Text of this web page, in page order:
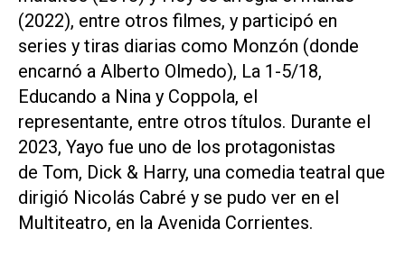
(2022), entre otros filmes, y participó en
series y tiras diarias como Monzón (donde
encarnó a Alberto Olmedo), La 1-5/18,
Educando a Nina y Coppola, el
representante, entre otros títulos. Durante el
2023, Yayo fue uno de los protagonistas
de Tom, Dick & Harry, una comedia teatral que
dirigió Nicolás Cabré y se pudo ver en el
Multiteatro, en la Avenida Corrientes.